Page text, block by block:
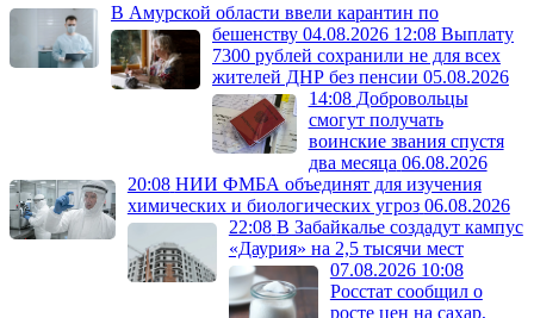
В Амурской области ввели карантин по
бешенству 04.08.2026 12:08 Выплату
7300 рублей сохранили не для всех
жителей ДНР без пенсии 05.08.2026
14:08 Добровольцы
смогут получать
воинские звания спустя
два месяца 06.08.2026
20:08 НИИ ФМБА объединят для изучения
химических и биологических угроз 06.08.2026
22:08 В Забайкалье создадут кампус
«Даурия» на 2,5 тысячи мест
07.08.2026 10:08
Росстат сообщил о
росте цен на сахар,